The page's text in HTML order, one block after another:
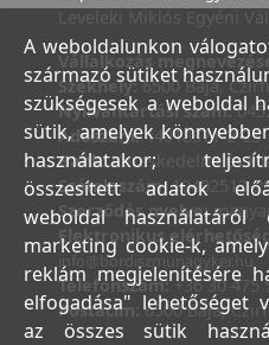
Leveleki Miklós Egyéni
Vállalkozás
Székhely:6500 Baja,
Nyilvántartási szám:
Adószám:44018371-2-23
Bank:Kereskedelmi és
Számlaszám:10402513-
Szerződés nyelve:
Elektronikus
info@bordiszmunagyker.hu
Telefonszám: +36 30 475
Postacím:6500 Baja,
A weboldalunkon
származó sütiket
szükségesek a weboldal
sütik, amelyek
használatakor;
összesített adatok
weboldal
marketing cookie-k,
reklám megjelenítésére
elfogadása" lehetőséget
az összes sütik